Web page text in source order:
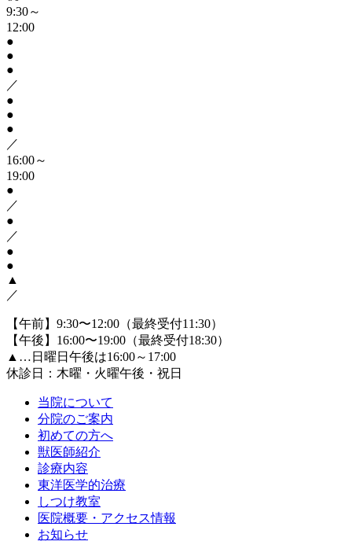
9:30～
12:00
●
●
●
／
●
●
●
／
16:00～
19:00
●
／
●
／
●
●
▲
／
【午前】9:30〜12:00（最終受付11:30）
【午後】16:00〜19:00（最終受付18:30）
▲ …日曜日午後は16:00～17:00
休診日：木曜・火曜午後・祝日
当院について
分院のご案内
初めての方へ
獣医師紹介
診療内容
東洋医学的治療
しつけ教室
医院概要・アクセス情報
お知らせ